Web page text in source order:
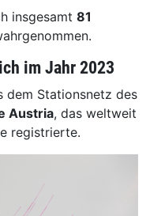
insgesamt 81
im Jahr 2023
dem Stationsnetz des
Austria, das weltweit
registrierte.